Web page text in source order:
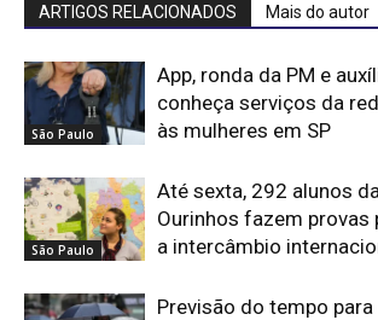
ARTIGOS RELACIONADOS Mais do autor
São Paulo
App, ronda da PM e
conheça serviços da
às mulheres em SP
São Paulo
Até sexta, 292 alunos
Ourinhos fazem provas
a intercâmbio
Previsão do tempo para